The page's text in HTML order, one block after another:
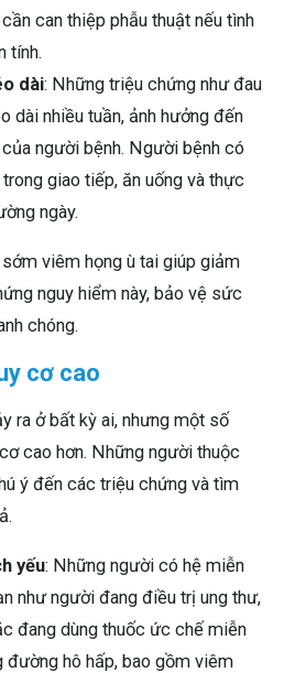
can thiệp phẫu thuật nếu tình
tính.
dài: Những triệu chứng như đau
dài nhiều tuần, ảnh hưởng đến
người bệnh. Người bệnh có
giao tiếp, ăn uống và thực
ngày.
viêm họng ù tai giúp giảm
nguy hiểm này, bảo vệ sức
chóng.
cơ cao
ra ở bất kỳ ai, nhưng một số
cao hơn. Những người thuộc
ý đến các triệu chứng và tìm
yếu: Những người có hệ miễn
như người đang điều trị ung thư,
đang dùng thuốc ức chế miễn
đường hô hấp, bao gồm viêm